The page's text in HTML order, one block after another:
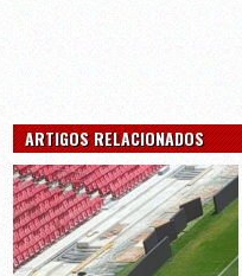
ARTIGOS RELACIONADOS